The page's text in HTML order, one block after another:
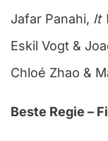
Jafar Panahi, It
Eskil Vogt &
Chloé Zhao &
Beste Regie –